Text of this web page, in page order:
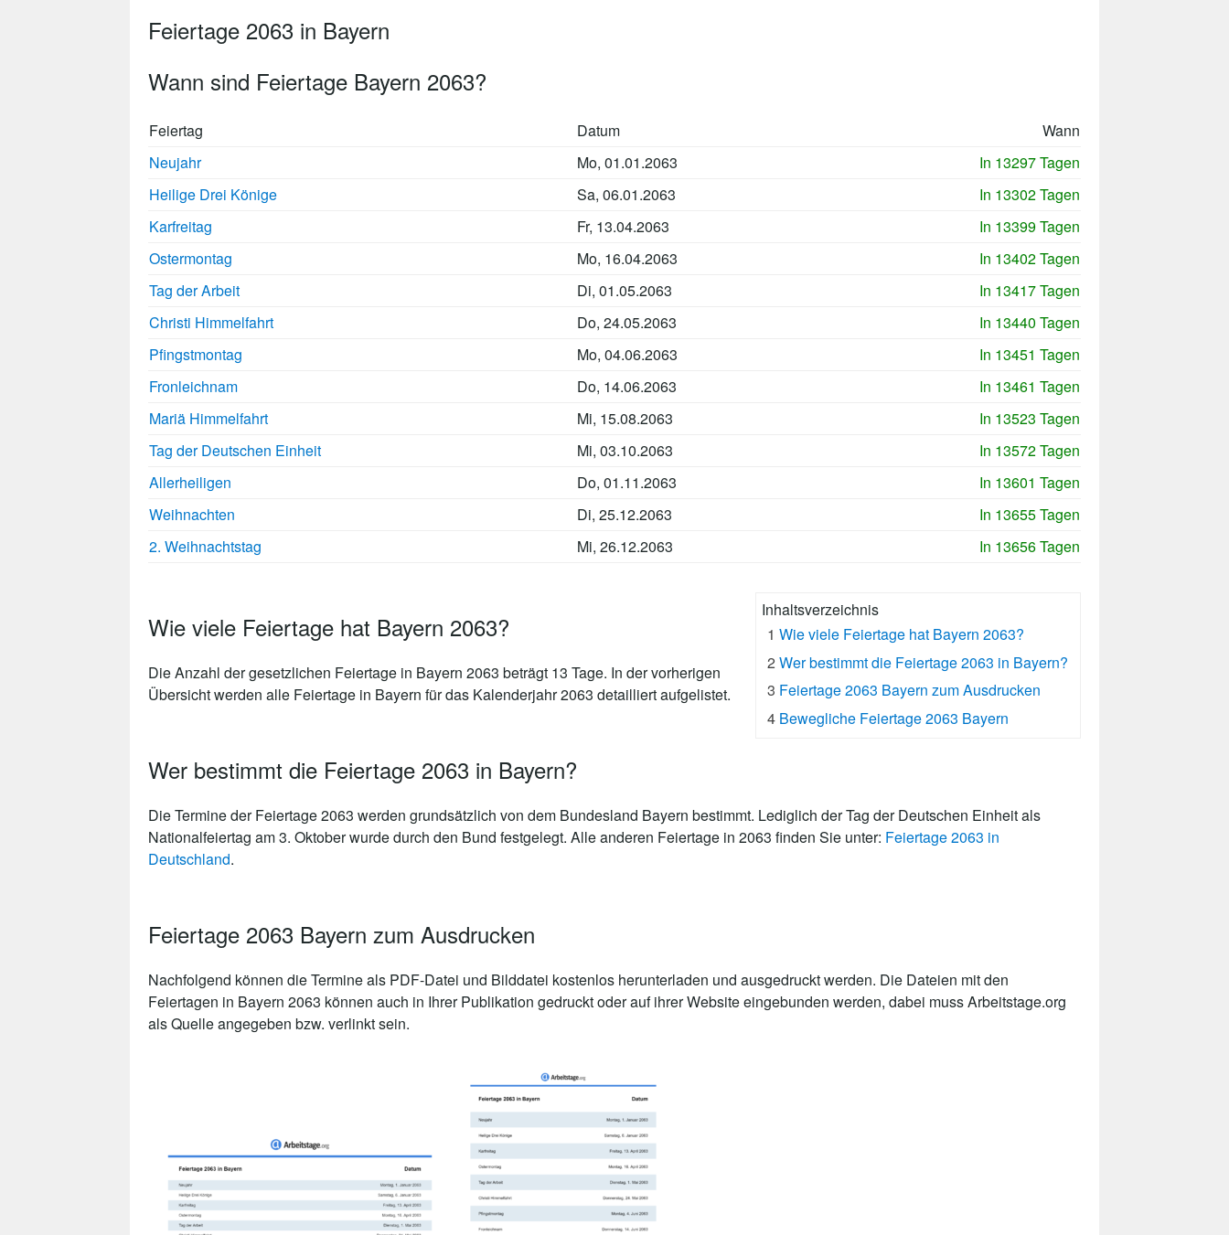
Feiertage 2063 in Bayern
Wann sind Feiertage Bayern 2063?
Feiertag Datum
Wann
Neujahr
Mo, 01.01.2063
In 13297 Tagen
Heilige Drei Könige
Sa, 06.01.2063
In 13302 Tagen
Karfreitag
Fr, 13.04.2063
In 13399 Tagen
Ostermontag
Mo, 16.04.2063
In 13402 Tagen
Tag der Arbeit
Di, 01.05.2063
In 13417 Tagen
Christi Himmelfahrt
Do, 24.05.2063
In 13440 Tagen
Pfingstmontag
Mo, 04.06.2063
In 13451 Tagen
Fronleichnam
Do, 14.06.2063
In 13461 Tagen
Mariä Himmelfahrt
Mi, 15.08.2063
In 13523 Tagen
Tag der Deutschen Einheit
Mi, 03.10.2063
In 13572 Tagen
Allerheiligen
Do, 01.11.2063
In 13601 Tagen
Weihnachten
Di, 25.12.2063
In 13655 Tagen
2. Weihnachtstag
Mi, 26.12.2063 In 13656 Tagen
Inhaltsverzeichnis
1 Wie viele Feiertage hat Bayern 2063?
2 Wer bestimmt die Feiertage 2063 in Bayern?
3 Feiertage 2063 Bayern zum Ausdrucken
4 Bewegliche Feiertage 2063 Bayern
Wie viele Feiertage hat Bayern 2063?
Die Anzahl der gesetzlichen Feiertage in Bayern 2063 beträgt 13 Tage. In der vorherigen
Übersicht werden alle Feiertage in Bayern für das Kalenderjahr 2063 detailliert aufgelistet.
Wer bestimmt die Feiertage 2063 in Bayern?
Die Termine der Feiertage 2063 werden grundsätzlich von dem Bundesland Bayern bestimmt. Lediglich der Tag der Deutschen Einheit als
Nationalfeiertag am 3. Oktober wurde durch den Bund festgelegt. Alle anderen Feiertage in 2063 finden Sie unter: Feiertage 2063 in
Deutschland.
Feiertage 2063 Bayern zum Ausdrucken
Nachfolgend können die Termine als PDF-Datei und Bilddatei kostenlos herunterladen und ausgedruckt werden. Die Dateien mit den
Feiertagen in Bayern 2063 können auch in Ihrer Publikation gedruckt oder auf ihrer Website eingebunden werden, dabei muss Arbeitstage.org
als Quelle angegeben bzw. verlinkt sein.